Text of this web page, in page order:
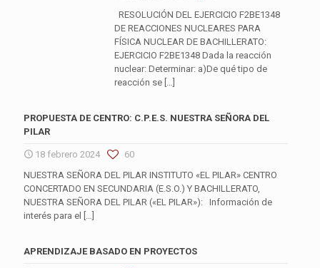
RESOLUCIÓN DEL EJERCICIO F2BE1348
DE REACCIONES NUCLEARES PARA
FÍSICA NUCLEAR DE BACHILLERATO:
EJERCICIO F2BE1348 Dada la reacción
nuclear: Determinar: a)De qué tipo de
reacción se[…]
PROPUESTA DE CENTRO: C.P.E.S. NUESTRA SEÑORA DEL
PILAR
18 febrero 2024
60
NUESTRA SEÑORA DEL PILAR INSTITUTO «EL PILAR» CENTRO
CONCERTADO EN SECUNDARIA (E.S.O.) Y BACHILLERATO,
NUESTRA SEÑORA DEL PILAR («EL PILAR»): Información de
interés para el
[…]
APRENDIZAJE BASADO EN PROYECTOS